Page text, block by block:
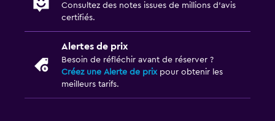
Consultez des notes issues de millions d’avis
certifiés.
Alertes de prix
Besoin de réfléchir avant de réserver ?
Créez une Alerte de prix pour obtenir les
meilleurs tarifs.